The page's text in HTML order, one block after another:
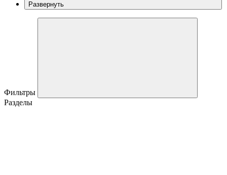
Развернуть
Фильтры
Разделы